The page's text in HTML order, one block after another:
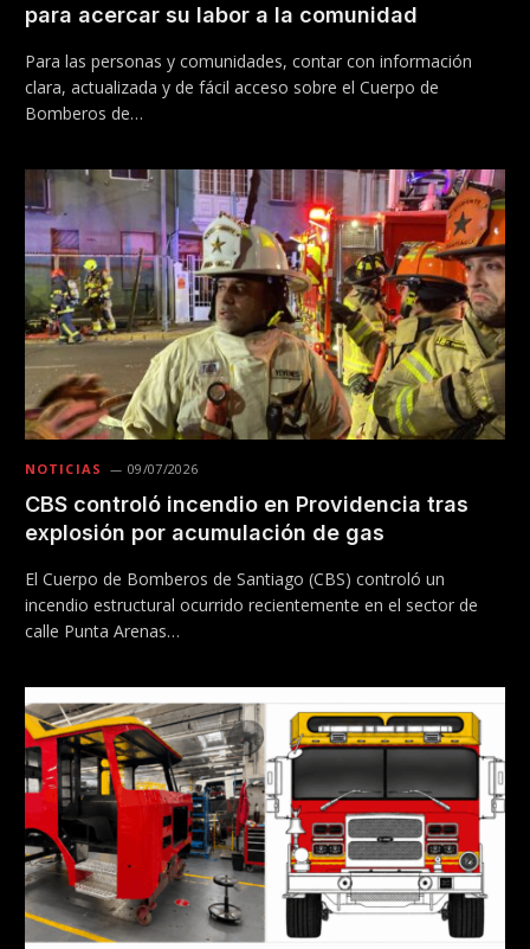
para acercar su labor a la comunidad
Para las personas y comunidades, contar con información
clara, actualizada y de fácil acceso sobre el Cuerpo de
Bomberos de…
NOTICIAS 09/07/2026
CBS controló incendio en Providencia tras
explosión por acumulación de gas
El Cuerpo de Bomberos de Santiago (CBS) controló un
incendio estructural ocurrido recientemente en el sector de
calle Punta Arenas…